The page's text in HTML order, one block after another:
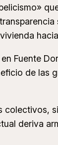
Fuente
de las
deriva